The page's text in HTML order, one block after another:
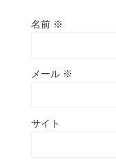
名前 ※
メール ※
サイト